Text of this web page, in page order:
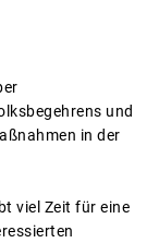
und
in der
viel Zeit für eine